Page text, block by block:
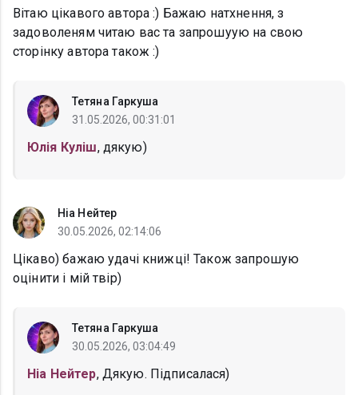
Вітаю цікавого автора :) Бажаю натхнення, з
задоволеням читаю вас та запрошуую на свою
сторінку автора також :)
Тетяна Гаркуша
31.05.2026, 00:31:01
Юлія Куліш, дякую)
Ніа Нейтер
30.05.2026, 02:14:06
Цікаво) бажаю удачі книжці! Також запрошую
оцінити і мій твір)
Тетяна Гаркуша
30.05.2026, 03:04:49
Ніа Нейтер, Дякую. Підписалася)